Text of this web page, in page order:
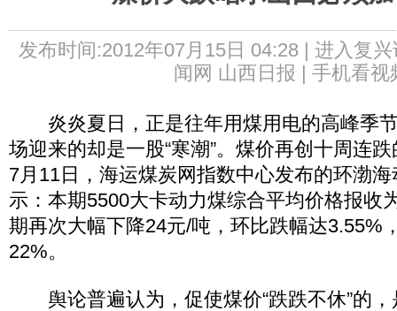
发布时间:2012年07月15日 04:28 | 进入复兴
闻网 山西日报 | 手机看视
炎炎夏日，正是往年用煤用电的高峰季
场迎来的却是一股“寒潮”。煤价再创十周连
7月11日，海运煤炭网指数中心发布的环渤
示：本期5500大卡动力煤综合平均价格报收
期再次大幅下降24元/吨，环比跌幅达3.55%
22%。
舆论普遍认为，促使煤价“跌跌不休”的，